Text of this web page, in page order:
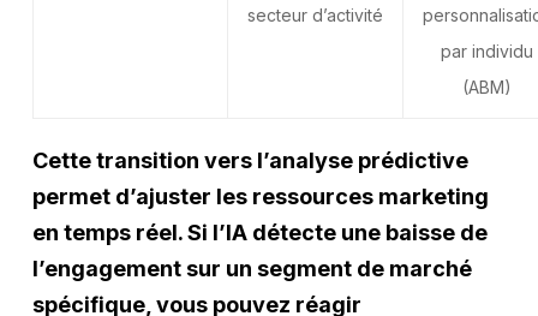
secteur d’activité
par individu
(ABM)
Cette transition vers l’analyse prédictive
permet d’ajuster les ressources marketing
en temps réel. Si l’IA détecte une baisse de
l’engagement sur un segment de marché
spécifique, vous pouvez réagir